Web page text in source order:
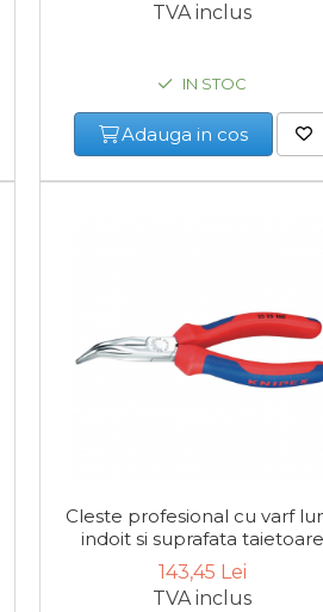
TVA inclus
IN STOC
Adauga in cos
Cleste profesional cu varf
indoit si suprafata taietoare
Knipex 25 25 160, 160 mm
143,45 Lei
TVA inclus